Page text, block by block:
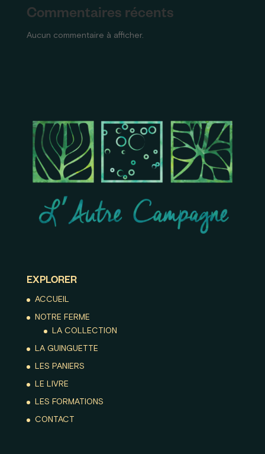
Commentaires récents
Aucun commentaire à afficher.
EXPLORER
ACCUEIL
NOTRE FERME
LA COLLECTION
LA GUINGUETTE
LES PANIERS
LE LIVRE
LES FORMATIONS
CONTACT